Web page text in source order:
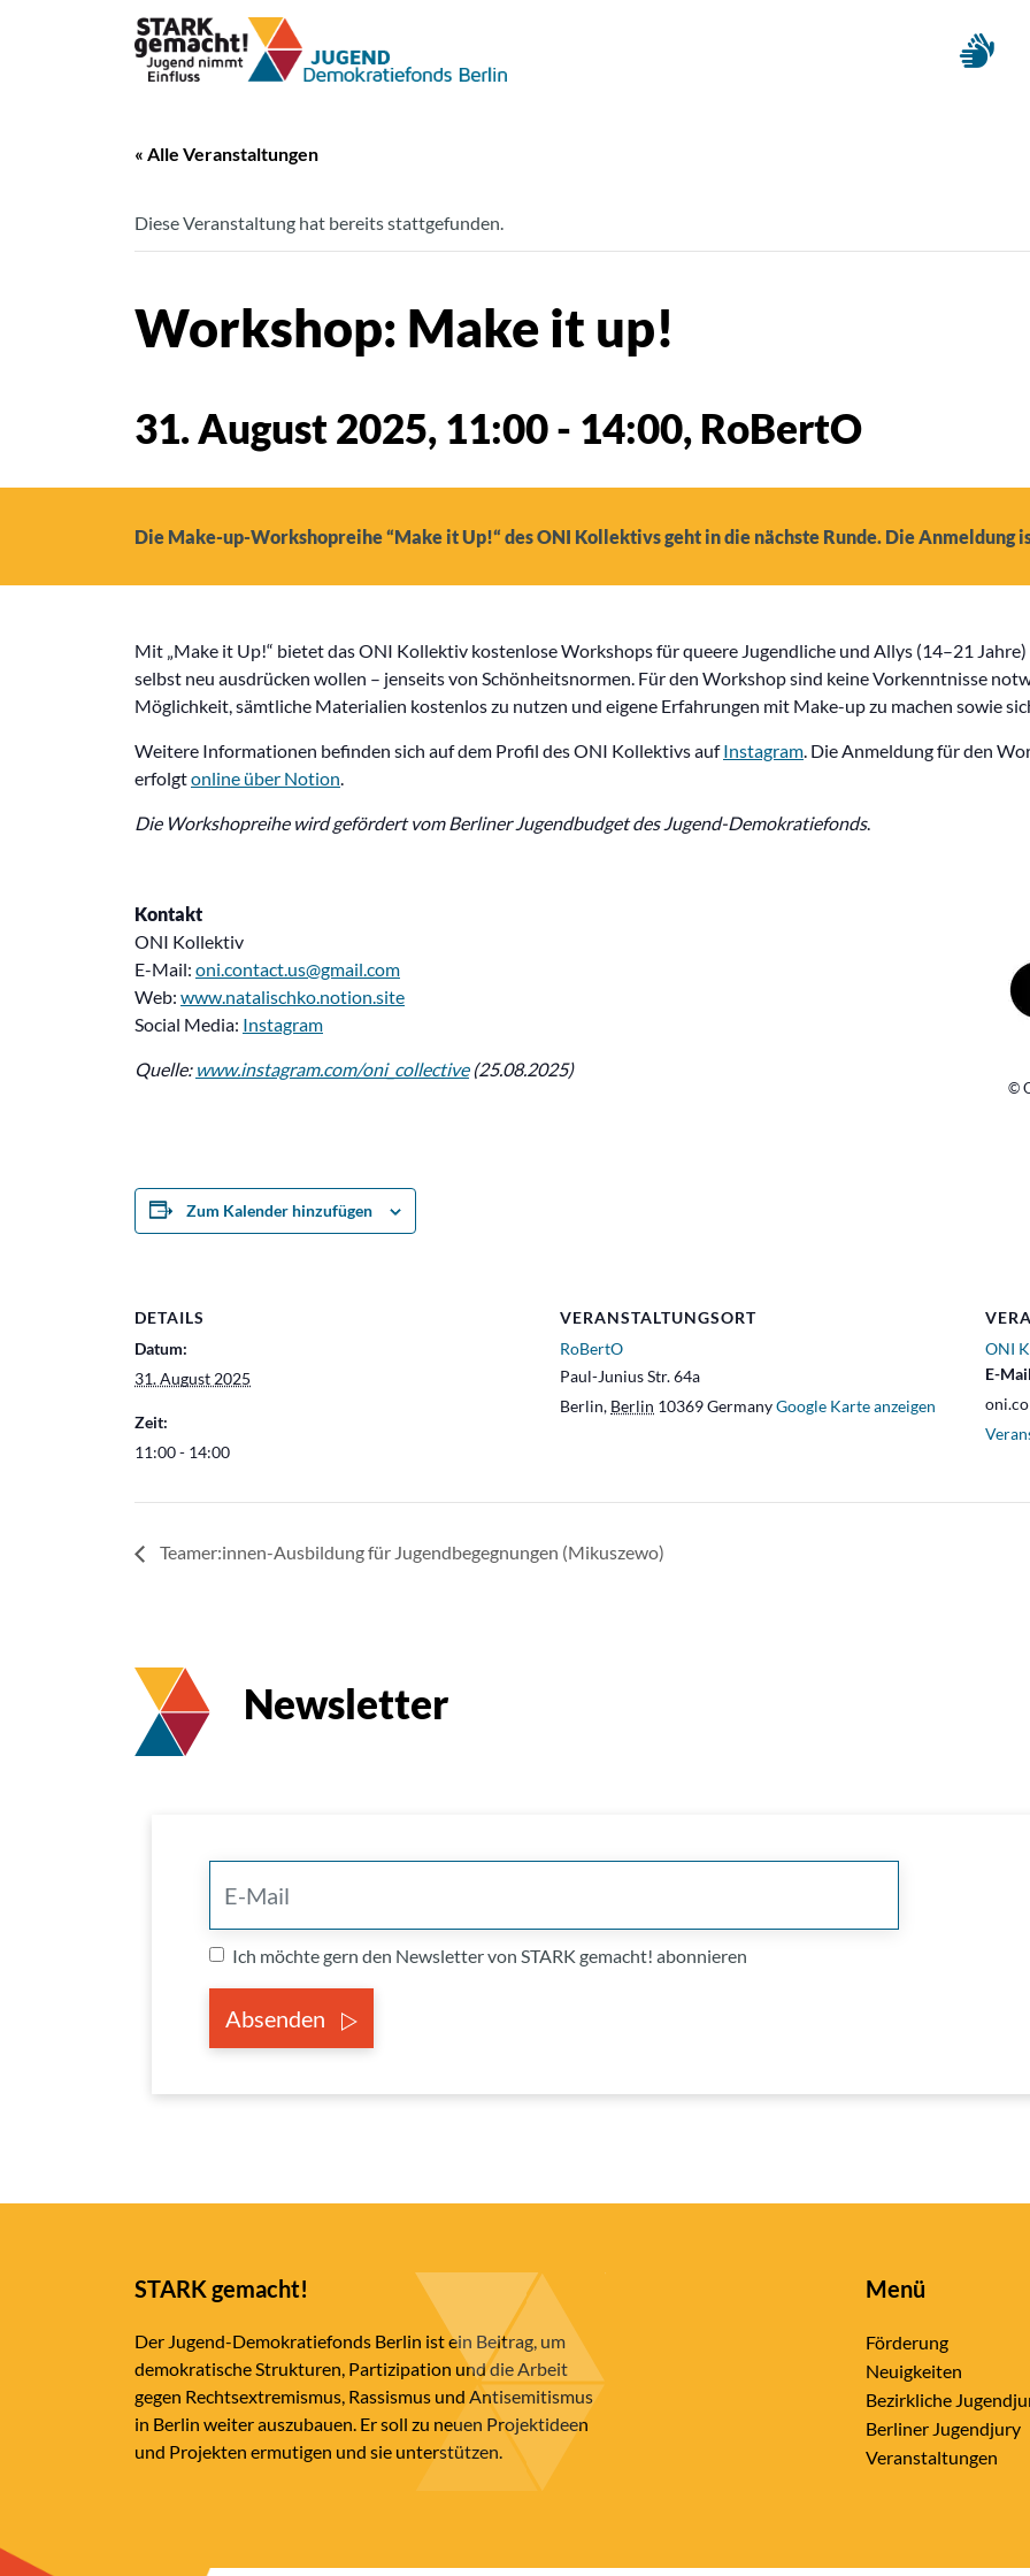
« Alle Veranstaltungen
Diese Veranstaltung hat bereits stattgefunden.
Workshop: Make it up!
31. August 2025, 11:00- 14:00, RoBertO
Die Make-up-Workshopreihe “Make it Up!“ des ONI Kollektivs geht in die nächste Runde. Die Anmeldung
Mit „Make it Up!“ bietet das ONI Kollektiv kostenlose Workshops für queere Jugendliche und Allys (14–21
selbst neu ausdrücken wollen – jenseits von Schönheitsnormen. Für den Workshop sind keine Vorkenntnisse
Möglichkeit, sämtliche Materialien kostenlos zu nutzen und eigene Erfahrungen mit Make-up zu machen sowie
Weitere Informationen befinden sich auf dem Profil des ONI Kollektivs aufInstagram. Die Anmeldung für den
erfolgtonline über Notion.
Die Workshopreihe wird gefördert vom Berliner Jugendbudget des Jugend-Demokratiefonds.
Kontakt
ONI Kollektiv
E-Mail: oni.contact.us@gmail.com
Web: www.natalischko.notion.site
Social Media: Instagram
Quelle: www.instagram.com/oni_collective(25.08.2025)
©
Zum Kalender hinzufügen
DETAILS
Datum:
31. August 2025
Zeit:
11:00 - 14:00
VERANSTALTUNGSORT
RoBertO
Paul-Junius Str. 64a
Berlin, Berlin 10369GermanyGoogle Karte anzeigen
ONI
E-
Teamer:innen-Ausbildung für Jugendbegegnungen (Mikuszewo)
Newsletter
Ich möchte gern den Newsletter von STARK gemacht! abonnieren
Absenden
STARK gemacht!
Der Jugend-Demokratiefonds Berlin ist ein Beitrag, um
demokratische Strukturen, Partizipation und die Arbeit
gegen Rechtsextremismus, Rassismus und Antisemitismus
in Berlin weiter auszubauen. Er soll zu neuen Projektideen
und Projekten ermutigen und sie unterstützen.
Menü
Förderung
Neuigkeiten
Bezirkliche
Berliner Jugendjury
Veranstaltungen